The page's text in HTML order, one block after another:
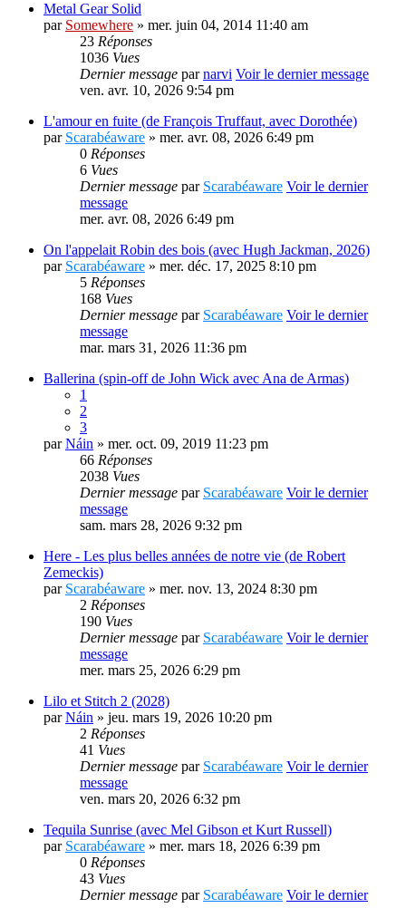
Metal Gear Solid
par Somewhere » mer. juin 04, 2014 11:40 am
23 Réponses
1036 Vues
Dernier message parnarvi Voir le dernier message
ven. avr. 10, 2026 9:54 pm
L'amour en fuite (de François Truffaut, avec Dorothée)
par Scarabéaware » mer. avr. 08, 2026 6:49 pm
0 Réponses
6 Vues
Dernier message par Scarabéaware Voir le dernier
message
mer. avr. 08, 2026 6:49 pm
On l'appelait Robin des bois (avec Hugh Jackman, 2026)
par Scarabéaware » mer. déc. 17, 2025 8:10 pm
5 Réponses
168 Vues
Dernier message par Scarabéaware Voir le dernier
message
mar. mars 31, 2026 11:36 pm
Ballerina (spin-off de John Wick avec Ana de Armas)
1
2
3
parNáin » mer. oct. 09, 2019 11:23 pm
66 Réponses
2038 Vues
Dernier message par Scarabéaware Voir le dernier
message
sam. mars 28, 2026 9:32 pm
Here - Les plus belles années de notre vie (de Robert
Zemeckis)
par Scarabéaware » mer. nov. 13, 2024 8:30 pm
2 Réponses
190 Vues
Dernier message par Scarabéaware Voir le dernier
message
mer. mars 25, 2026 6:29 pm
Lilo et Stitch 2 (2028)
parNáin » jeu. mars 19, 2026 10:20 pm
2 Réponses
41 Vues
Dernier message par Scarabéaware Voir le dernier
message
ven. mars 20, 2026 6:32 pm
Tequila Sunrise (avec Mel Gibson et Kurt Russell)
par Scarabéaware » mer. mars 18, 2026 6:39 pm
0 Réponses
43 Vues
Dernier message par Scarabéaware Voir le dernier